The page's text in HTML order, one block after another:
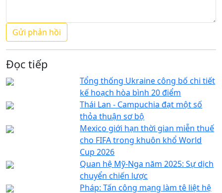
Đọc tiếp
Tổng thống Ukraine công bố chi tiết
kế hoạch hòa bình 20 điểm
Thái Lan - Campuchia đạt một số
thỏa thuận sơ bộ
Mexico giới hạn thời gian miễn thuế
cho FIFA trong khuôn khổ World
Cup 2026
Quan hệ Mỹ-Nga năm 2025: Sự dịch
chuyển chiến lược
Pháp: Tấn công mạng làm tê liệt hệ